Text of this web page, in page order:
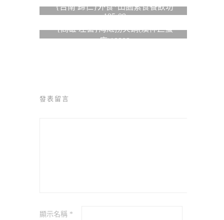
{台南 歸仁}外食*田園素食餐飲坊
105-09
{高雄 左營}海底撈火鍋(漢神巨蛋
店)10808
發表留言
顯示名稱 *